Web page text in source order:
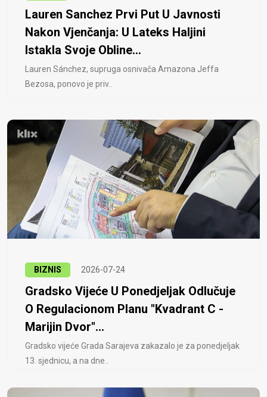
Lauren Sanchez Prvi Put U Javnosti
Nakon Vjenčanja: U Lateks Haljini
Istakla Svoje Obline...
Lauren Sánchez, supruga osnivača Amazona Jeffa
Bezosa, ponovo je priv..
BIZNIS 2026-07-24
Gradsko Vijeće U Ponedjeljak Odlučuje
O Regulacionom Planu "Kvadrant C -
Marijin Dvor"...
Gradsko vijeće Grada Sarajeva zakazalo je za ponedjeljak
13. sjednicu, a na dne..